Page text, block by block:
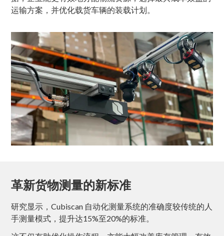
运输方案，并优化载货车辆的装载计划。
革新货物测量的新标准
研究显示，Cubiscan 自动化测量系统的准确度较传统的人
手测量模式，提升达15%至20%的标准。